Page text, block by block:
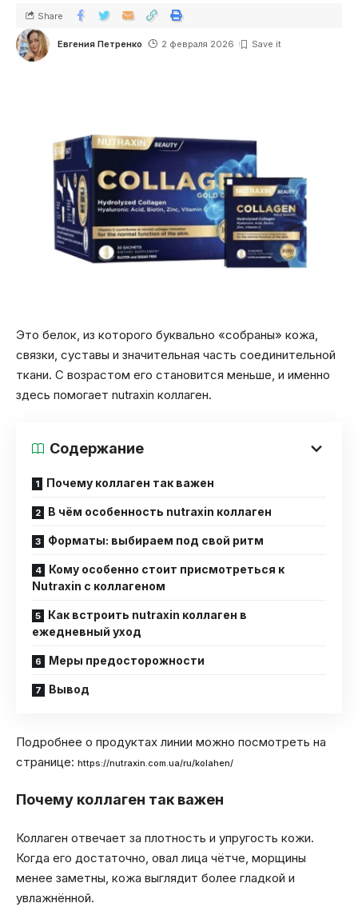
Евгения Петренко 2 февраля 2026
Share
Это белок, из которого буквально «собраны» кожа,
связки, суставы и значительная часть соединительной
ткани. С возрастом его становится меньше, и именно
здесь помогает nutraxin коллаген.
Содержание
Почему коллаген так важен
В чём особенность nutraxin коллаген
Форматы: выбираем под свой ритм
Кому особенно стоит присмотреться к
Nutraxin с коллагеном
Как встроить nutraxin коллаген в
ежедневный уход
Меры предосторожности
Вывод
Подробнее о продуктах линии можно посмотреть на
странице: https://nutraxin.com.ua/ru/kolahen/
Почему коллаген так важен
Коллаген отвечает за плотность и упругость кожи.
Когда его достаточно, овал лица чётче, морщины
менее заметны, кожа выглядит более гладкой и
увлажнённой.